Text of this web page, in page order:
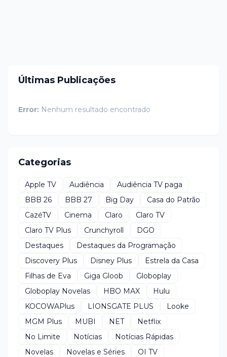
Últimas Publicações
Error: Nenhum resultado encontrado
Categorias
Apple TV Audiência
Audiência TV paga
BBB 26
BBB 27 Big Day
Casa do Patrão
CazéTV
Cinema Claro
Claro TV
Claro TV Plus
Crunchyroll
DGO
Destaques
Destaques da Programação
Discovery Plus
Disney Plus
Estrela da Casa
Filhas de Eva
Giga Gloob
Globoplay
Globoplay Novelas
HBO MAX
Hulu
KOCOWAPlus
LIONSGATE PLUS
Looke
MGM Plus
MUBI NET
Netflix
No Limite
Notícias
Notícias Rápidas
Novelas
Novelas e Séries
OI TV